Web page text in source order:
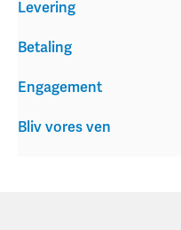
Levering
Betaling
Engagement
Bliv vores ven